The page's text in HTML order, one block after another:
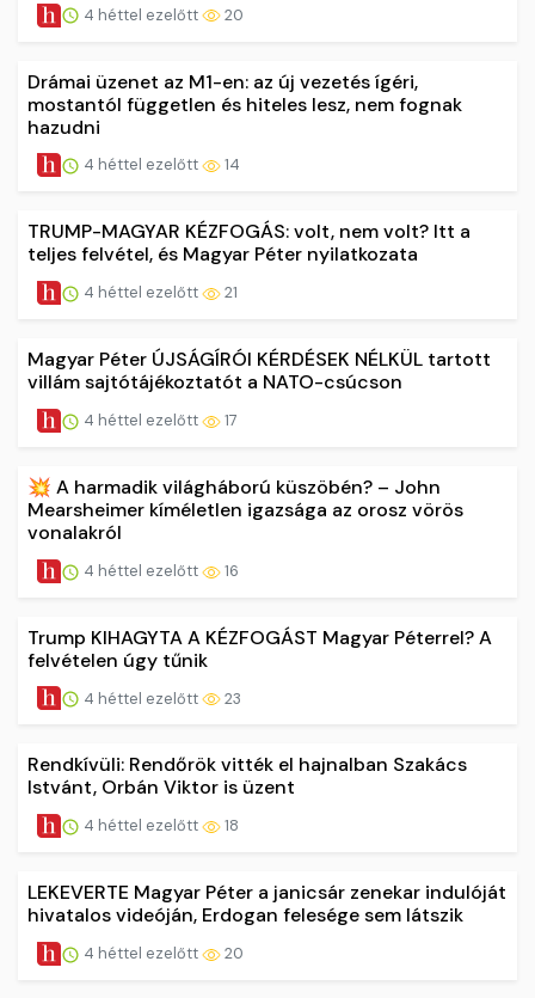
4 héttel ezelőtt 20
Drámai üzenet az M1-en: az új vezetés ígéri,
mostantól független és hiteles lesz, nem fognak
hazudni
4 héttel ezelőtt 14
TRUMP-MAGYAR KÉZFOGÁS: volt, nem volt? Itt a
teljes felvétel, és Magyar Péter nyilatkozata
4 héttel ezelőtt 21
Magyar Péter ÚJSÁGÍRÓI KÉRDÉSEK NÉLKÜL tartott
villám sajtótájékoztatót a NATO-csúcson
4 héttel ezelőtt 17
💥 A harmadik világháború küszöbén? – John
Mearsheimer kíméletlen igazsága az orosz vörös
vonalakról
4 héttel ezelőtt 16
Trump KIHAGYTA A KÉZFOGÁST Magyar Péterrel? A
felvételen úgy tűnik
4 héttel ezelőtt 23
Rendkívüli: Rendőrök vitték el hajnalban Szakács
Istvánt, Orbán Viktor is üzent
4 héttel ezelőtt 18
LEKEVERTE Magyar Péter a janicsár zenekar indulóját
hivatalos videóján, Erdogan felesége sem látszik
4 héttel ezelőtt 20